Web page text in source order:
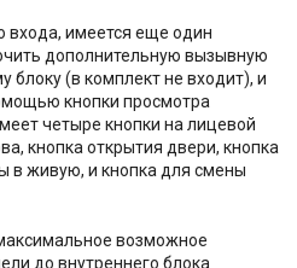
входа, имеется еще один
дополнительную вызывную
блоку (в комплект не входит), и
кнопки просмотра
четыре кнопки на лицевой
кнопка открытия двери, кнопка
в живую, и кнопка для смены
возможное
до внутреннего блока